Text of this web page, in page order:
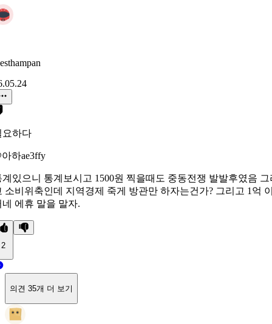
요하다
아하ae3ffy
계있으니 통계보시고 1500원 찍을때도 중동전쟁 발발후였음 그
소비위축인데 지역경제 죽게 방관만 하자는건가? 그리고 1억
네 에휴 말을 말자.
2
의견 35개 더 보기